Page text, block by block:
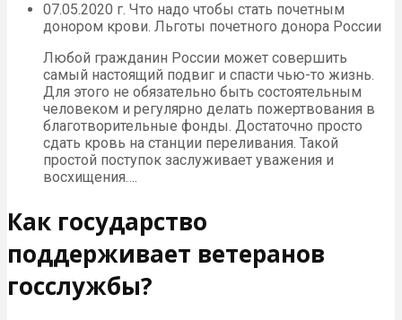
07.05.2020 г. Что надо чтобы стать почетным
донором крови. Льготы почетного донора России
Любой гражданин России может совершить
самый настоящий подвиг и спасти чью-то жизнь.
Для этого не обязательно быть состоятельным
человеком и регулярно делать пожертвования в
благотворительные фонды. Достаточно просто
сдать кровь на станции переливания. Такой
простой поступок заслуживает уважения и
восхищения….
Как государство
поддерживает ветеранов
госслужбы?